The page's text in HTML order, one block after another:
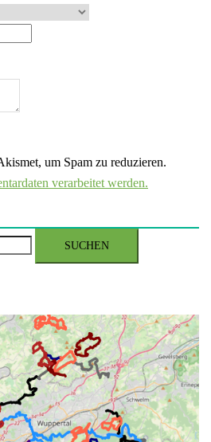
um Spam zu reduzieren.
verarbeitet werden.